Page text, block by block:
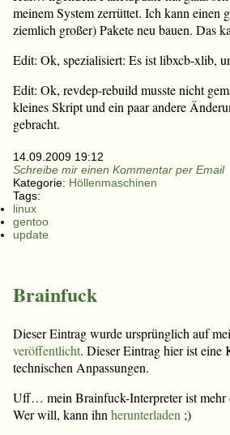
meinem System zerrüttet. Ich kann einen
ziemlich großer) Pakete neu bauen. Das
Edit: Ok, spezialisiert: Es ist libxcb-xlib,
Edit: Ok, revdep-rebuild musste nicht
kleines Skript und ein paar andere
gebracht.
14.09.2009 19:12
Schreibe mir einen Kommentar per Email
Kategorie: Höllenmaschinen
Tags:
linux
gentoo
update
Brainfuck
Dieser Eintrag wurde ursprünglich auf
veröffentlicht. Dieser Eintrag hier ist eine
technischen Anpassungen.
Uff… mein Brainfuck-Interpreter ist mehr
Wer will, kann ihnherunterladen ;)